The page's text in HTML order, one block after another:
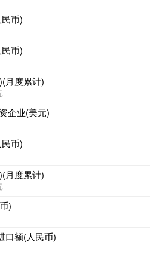
币)
币)
月度累计)
企业(美元)
币)
月度累计)
)
口额(人民币)